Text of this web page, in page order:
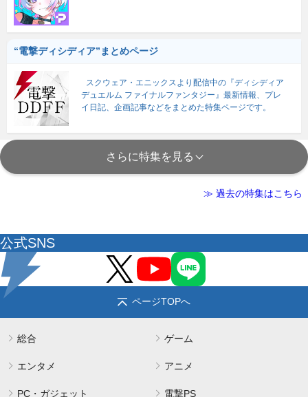
“電撃ディシディア”まとめページ
スクウェア・エニックスより配信中の『ディシディア
デュエルム ファイナルファンタジー』最新情報、プレ
イ日記、企画記事などをまとめた特集ページです。
さらに特集を見る
≫ 過去の特集はこちら
公式SNS
ページTOPへ
総合 ゲーム
エンタメ アニメ
PC・ガジェット 電撃PS